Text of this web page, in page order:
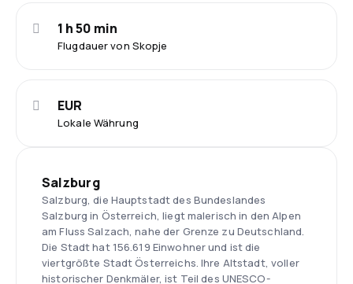
Flugdauer von Skopje
1 h 50 min
Lokale Währung
EUR
Salzburg
Salzburg, die Hauptstadt des Bundeslandes
Salzburg in Österreich, liegt malerisch in den Alpen
am Fluss Salzach, nahe der Grenze zu Deutschland.
Die Stadt hat 156.619 Einwohner und ist die
viertgrößte Stadt Österreichs. Ihre Altstadt, voller
historischer Denkmäler, ist Teil des UNESCO-